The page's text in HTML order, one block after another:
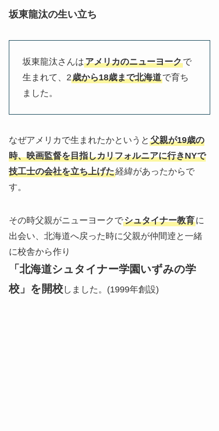
坂東龍汰の生い立ち
坂東龍汰さんはアメリカのニューヨークで
生まれて、2歳から18歳まで北海道で育ち
ました。
なぜアメリカで生まれたかというと 父親が19歳の
時、映画監督を目指しカリフォルニアに行きNYで
技工士の会社を立ち上げた経緯があったからで
す。
その時父親がニューヨークでシュタイナー教育に
出会い、北海道へ戻った時に父親が仲間逹と一緒
に校舎から作り
「北海道シュタイナー学園いずみの学
校」を開校しました。(1999年創設)